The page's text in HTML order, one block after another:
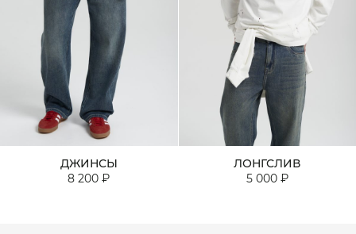
ДЖИНСЫ
8 200 ₽
ЛОНГСЛИВ
5 000 ₽